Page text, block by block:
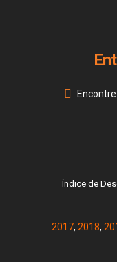
Índice de
2017, 2018,